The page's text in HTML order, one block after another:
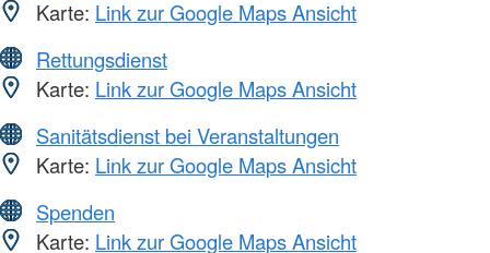
Karte: Link zur Google Maps Ansicht
Rettungsdienst
Karte: Link zur Google Maps Ansicht
Sanitätsdienst bei Veranstaltungen
Karte: Link zur Google Maps Ansicht
Spenden
Karte: Link zur Google Maps Ansicht